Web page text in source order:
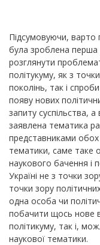
Підсумовуючи, варто
була зроблена перша
розглянути
політукуму, як з
поколінь, так і
появу нових
запиту суспільства,
заявлена тематика
представниками обох
тематики, саме таке
наукового бачення і
Україні не з точки
точки зору
одна особа чи
побачити щось нове
політикуму, так і,
наукової тематики.